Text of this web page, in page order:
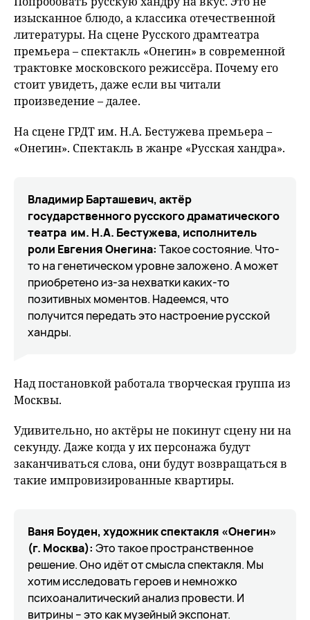
изысканное блюдо, а классика отечественной
литературы. На сцене Русского драмтеатра
премьера – спектакль «Онегин» в современной
трактовке московского режиссёра. Почему его
стоит увидеть, даже если вы читали
произведение – далее.
На сцене ГРДТ им. Н.А. Бестужева премьера –
«Онегин». Спектакль в жанре «Русская хандра».
Владимир Барташевич, актёр
государственного русского драматического
театра им. Н.А. Бестужева, исполнитель
роли Евгения Онегина: Такое состояние. Что-
то на генетическом уровне заложено. А может
приобретено из-за нехватки каких-то
позитивных моментов. Надеемся, что
получится передать это настроение русской
хандры.
Над постановкой работала творческая группа из
Москвы.
Удивительно, но актёры не покинут сцену ни на
секунду. Даже когда у их персонажа будут
заканчиваться слова, они будут возвращаться в
такие импровизированные квартиры.
Ваня Боуден, художник спектакля «Онегин»
(г. Москва): Это такое пространственное
решение. Оно идёт от смысла спектакля. Мы
хотим исследовать героев и немножко
психоаналитический анализ провести. И
витрины – это как музейный экспонат.